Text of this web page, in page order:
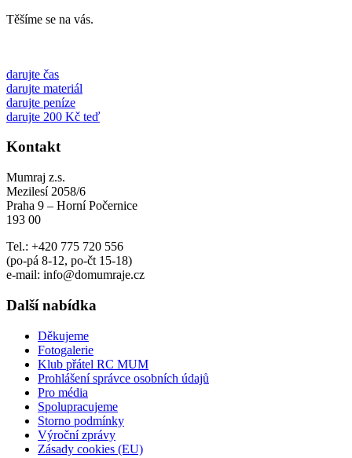
Těšíme se na vás.
darujte čas
darujte materiál
darujte peníze
darujte 200 Kč teď
Kontakt
Mumraj z.s.
Mezilesí 2058/6
Praha 9 – Horní Počernice
193 00
Tel.: +420 775 720 556
(po-pá 8-12, po-čt 15-18)
e-mail: info@domumraje.cz
Další nabídka
Děkujeme
Fotogalerie
Klub přátel RC MUM
Prohlášení správce osobních údajů
Pro média
Spolupracujeme
Storno podmínky
Výroční zprávy
Zásady cookies (EU)